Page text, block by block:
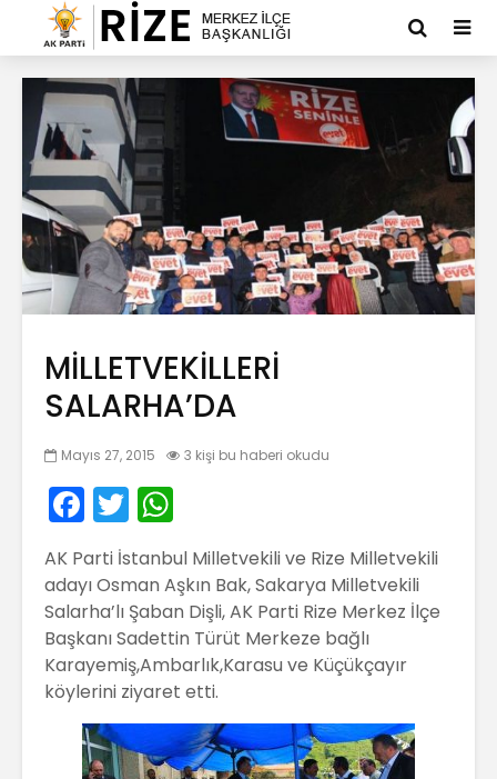
MİLLETVEKİLLERİ
SALARHA’DA
Mayıs 27, 2015 3 kişi bu haberi okudu
F
a
c
e
b
o
o
k
T
w
itt
er
h
a
ts
A
p
p
AK Parti İstanbul Milletvekili ve Rize Milletvekili
adayı Osman Aşkın Bak, Sakarya Milletvekili
Salarha’lı Şaban Dişli, AK Parti Rize Merkez İlçe
Başkanı Sadettin Türüt Merkeze bağlı
Karayemiş,Ambarlık,Karasu ve Küçükçayır
köylerini ziyaret etti.